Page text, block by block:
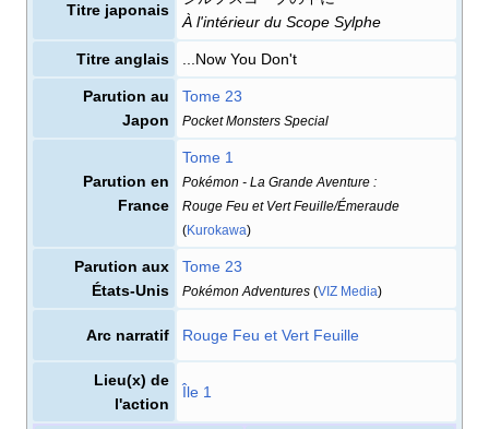
Titre japonais
À l'intérieur du Scope Sylphe
Titre anglais ...Now You Don't
Parution au
Japon
Tome 23
Pocket Monsters Special
Parution en
France
Tome 1
Pokémon - La Grande Aventure :
Rouge Feu et Vert Feuille/Émeraude
(Kurokawa)
Parution aux
États-Unis
Tome 23
Pokémon Adventures (VIZ Media)
Arc narratif Rouge Feu et Vert Feuille
Lieu(x) de
l'action
Île 1